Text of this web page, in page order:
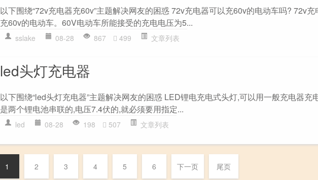
以下围绕“72v充电器充60v”主题解决网友的困惑 72v充电器可以充60v的电动车吗? 72v充
充60v的电动车。60V电动车所能接受的充电电压为5...
sslake 08-28 867 499 文章列表
led头灯充电器
以下围绕“led头灯充电器”主题解决网友的困惑 LED锂电充电式头灯,可以用一般充电器充
是两个锂电池串联的,电压7.4伏的,就必须要用指定...
led 08-28 198 507 文章列表
1 2 3 4 5 6 下一页 尾页